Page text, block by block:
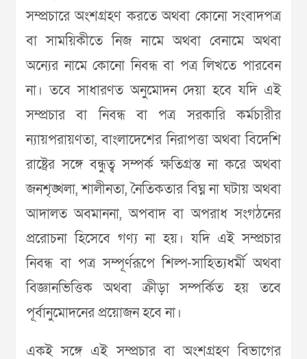
সম্প্রচারে অংশগ্রহণ করতে অথবা কোনো সংবাদপত্র
বা সাময়িকীতে নিজ নামে অথবা বেনামে অথবা
অন্যের নামে কোনো নিবন্ধ বা পত্র লিখতে পারবেন
না। তবে সাধারণত অনুমোদন দেয়া হবে যদি এই
সম্প্রচার বা নিবন্ধ বা পত্র সরকারি কর্মচারীর
ন্যায়পরায়ণতা, বাংলাদেশের নিরাপত্তা অথবা বিদেশি
রাষ্ট্রের সঙ্গে বন্ধুত্ব সম্পর্ক ক্ষতিগ্রস্ত না করে অথবা
জনশৃঙ্খলা, শালীনতা, নৈতিকতার বিঘ্ন না ঘটায় অথবা
আদালত অবমাননা, অপবাদ বা অপরাধ সংগঠনের
প্ররোচনা হিসেবে গণ্য না হয়। যদি এই সম্প্রচার
নিবন্ধ বা পত্র সম্পূর্ণরূপে শিল্প-সাহিত্যধর্মী অথবা
বিজ্ঞানভিত্তিক অথবা ক্রীড়া সম্পর্কিত হয় তবে
পূর্বানুমোদনের প্রয়োজন হবে না।
একই সঙ্গে এই সম্প্রচার বা অংশগ্রহণ বিভাগের